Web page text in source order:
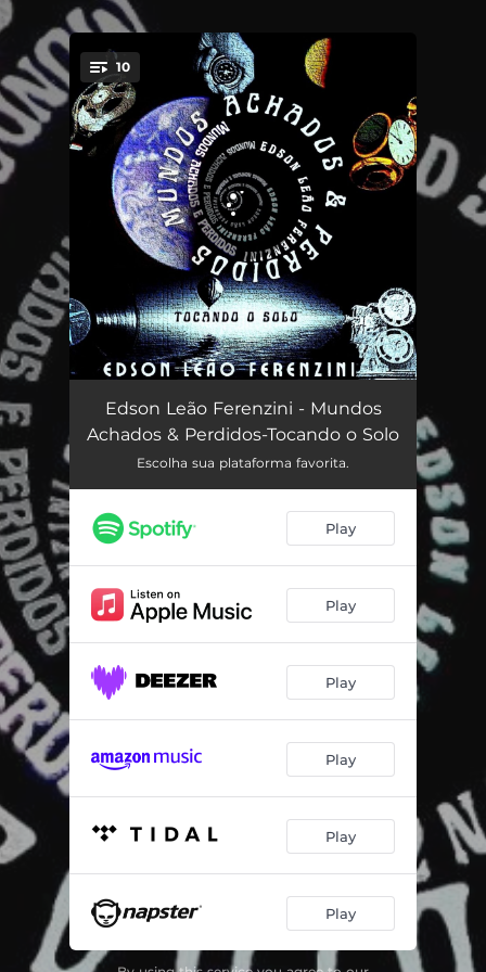
You're all set!
10
Pronunciamento 05:14
Lullaby (Canção de Acordar) 07:04
Mundos Achados e Perdidos / Sobretudo 04:16
Última Sessão de Cinema
O Rato Roeu 02:45
Ruas 05:24
Manual 02:39
Digitália 05:45
Edson Leão Ferenzini - Mundos
Achados & Perdidos-Tocando o Solo
Escolha sua plataforma favorita.
Play
Play
Play
Play
Play
Play